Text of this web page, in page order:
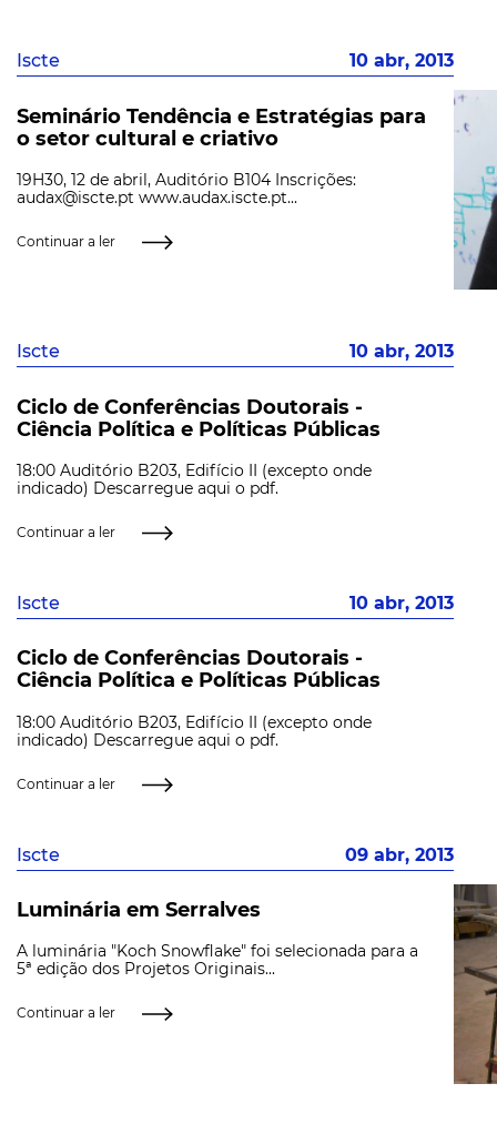
Iscte 10 abr, 2013
Seminário Tendência e Estratégias para
o setor cultural e criativo
19H30, 12 de abril, Auditório B104 Inscrições:
audax@iscte.pt www.audax.iscte.pt...
Continuar a ler
Iscte 10 abr, 2013
Ciclo de Conferências Doutorais -
Ciência Política e Políticas Públicas
18:00 Auditório B203, Edifício II (excepto onde
indicado) Descarregue aqui o pdf.
Continuar a ler
Iscte 10 abr, 2013
Ciclo de Conferências Doutorais -
Ciência Política e Políticas Públicas
18:00 Auditório B203, Edifício II (excepto onde
indicado) Descarregue aqui o pdf.
Continuar a ler
Iscte 09 abr, 2013
Luminária em Serralves
A luminária "Koch Snowflake" foi selecionada para a
5ª edição dos Projetos Originais...
Continuar a ler